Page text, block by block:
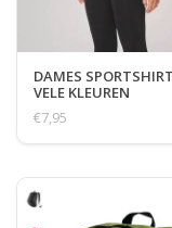
DAMES
VELE KLEUREN
€7,95